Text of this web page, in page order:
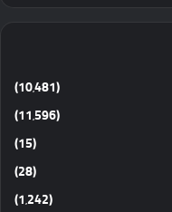
(10٬481)
(11٬596)
(15)
(28)
(1٬242)